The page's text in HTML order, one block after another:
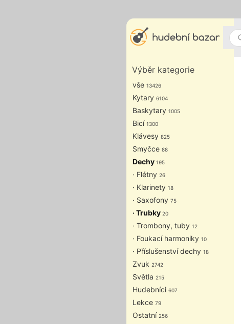
Výběr kategorie
vše 13426
Kytary 6104
Baskytary 1005
Bicí 1300
Klávesy 825
Smyčce 88
Dechy 195
· Flétny 26
· Klarinety 18
· Saxofony 75
· Trubky 20
· Trombony, tuby 12
· Foukací harmoniky 10
· Příslušenství dechy 18
Zvuk 2742
Světla 215
Hudebníci 607
Lekce 79
Ostatní 256